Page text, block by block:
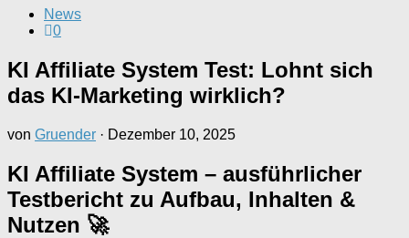
News
0
KI Affiliate System Test: Lohnt sich
das KI-Marketing wirklich?
von Gruender · Dezember 10, 2025
KI Affiliate System – ausführlicher
Testbericht zu Aufbau, Inhalten &
Nutzen 🚀